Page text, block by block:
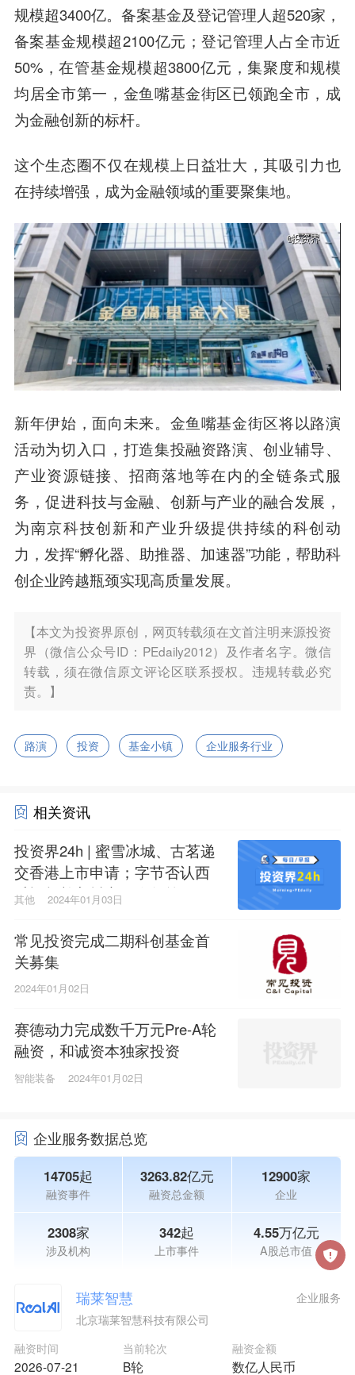
规模超3400亿。备案基金及登记管理人超520家，
备案基金规模超2100亿元；登记管理人占全市近
50%，在管基金规模超3800亿元，集聚度和规模
均居全市第一，金鱼嘴基金街区已领跑全市，成
为金融创新的标杆。
这个生态圈不仅在规模上日益壮大，其吸引力也
在持续增强，成为金融领域的重要聚集地。
新年伊始，面向未来。金鱼嘴基金街区将以路演
活动为切入口，打造集投融资路演、创业辅导、
产业资源链接、招商落地等在内的全链条式服
务，促进科技与金融、创新与产业的融合发展，
为南京科技创新和产业升级提供持续的科创动
力，发挥“孵化器、助推器、加速器”功能，帮助科
创企业跨越瓶颈实现高质量发展。
【本文为投资界原创，网页转载须在文首注明来源投资
界（微信公众号ID：PEdaily2012）及作者名字。微信
转载，须在微信原文评论区联系授权。违规转载必究
责。】
路演 投资 基金小镇 企业服务行业
相关资讯
投资界24h | 蜜雪冰城、古茗递
交香港上市申请；字节否认西
瓜视频并入抖音；今年第一笔
其他 2024年01月03日
常见投资完成二期科创基金首
关募集
2024年01月02日
赛德动力完成数千万元Pre-A轮
融资，和诚资本独家投资
智能装备 2024年01月02日
企业服务数据总览
14705起
融资事件
3263.82亿元
融资总金额
12900家
企业
2308家
涉及机构
342起
上市事件
4.55万亿元
A股总市值
瑞莱智慧
北京瑞莱智慧科技有限公司
融资时间
2026-07-21
当前轮次
B轮
融资金额
数亿人民币
企业服务